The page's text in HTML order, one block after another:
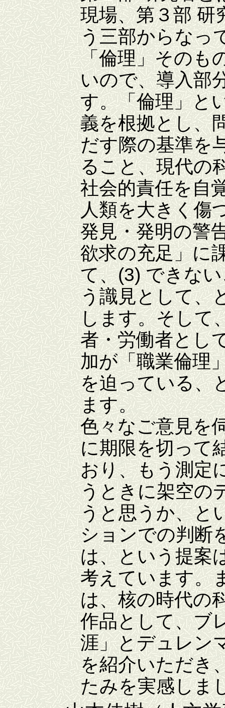
現場、第３部 研
う三部からなっ
「倫理」そのも
いので、導入部
す。「倫理」と
義を根拠とし、
だす際の基準を
ること、現代の
社会的責任を自
人類を大きく傷
発見・発明の警
欲求の充足」に
て、(3) できな
う識見として、
します。そして
者・労働者とし
加が「職業倫理
を迫っている、
ます。
色々なご意見を
に期限を切って
おり、もう測定
うときに架空の
うと思うか、と
ションでの判断
は、という提案
考えています。
は、核の時代の
作品として、ブ
涯」とデュレン
を紹介いただき
たみを実感しま